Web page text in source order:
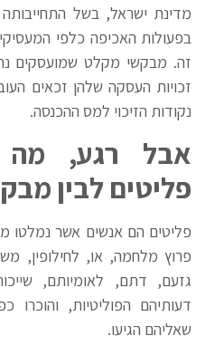
מדינת ישראל, בשל
בפעולות האכיפה כלפי
זה. מבקשי מקלט שמועסקים
זכויות העסקה שלהן זכאים
נקודות הזיכוי למס ההכנסה.
אבל רגע, מה
פליטים לבין
פליטים הם אנשים אשר נמלטו
פרוץ מלחמה, או, לחילופין,
גזעם, דתם, לאומיותם,
דעותיהם הפוליטיות, והוכרו
שאליהם הגיעו.